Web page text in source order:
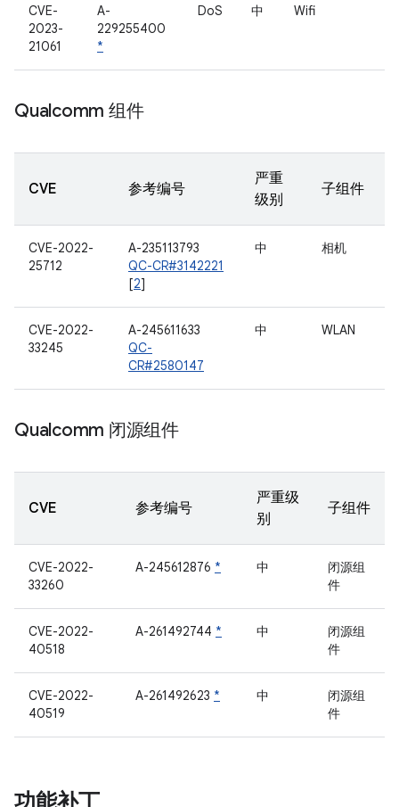
CVE-
2023-
21061
A-
229255400
*
DoS 中 Wifi
Qualcomm 组件
CVE 参考编号
严重
级别
子组件
CVE-2022-
25712
A-235113793
QC-CR#3142221
[2]
中 相机
CVE-2022-
33245
A-245611633
QC-
CR#2580147
中 WLAN
Qualcomm 闭源组件
CVE 参考编号
严重级
别
子组件
CVE-2022-
33260
A-245612876 * 中
闭源组
件
CVE-2022-
40518
A-261492744 * 中
闭源组
件
CVE-2022-
40519
A-261492623 * 中
闭源组
件
功能补丁